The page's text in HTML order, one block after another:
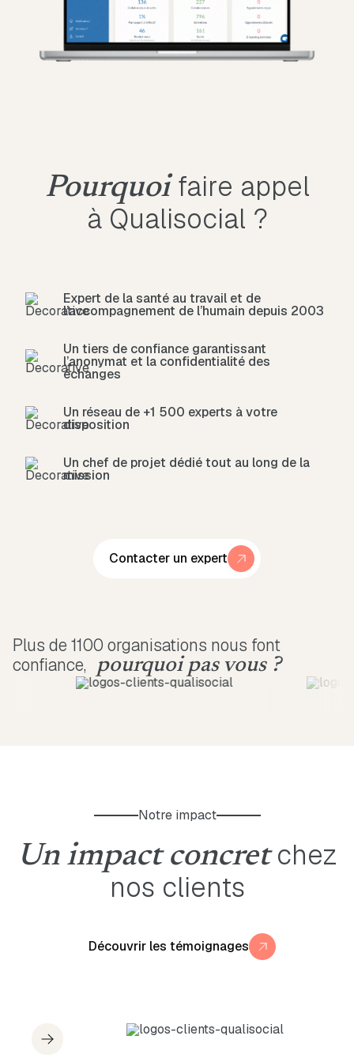
Pourquoifaire appel
à Qualisocial ?
Expert de la santé au travail et de
l’accompagnement de l’humain depuis 2003
Un tiers de confiance garantissant
l’anonymat et la confidentialité des
échanges
Un réseau de +1 500 experts à votre
disposition
Un chef de projet dédié tout au long de la
mission
Contacter un expert
Plus de 1100 organisations nous font
confiance, pourquoi pas vous ?
Notre impact
Un impact concretchez
nos clients
Découvrir les témoignages